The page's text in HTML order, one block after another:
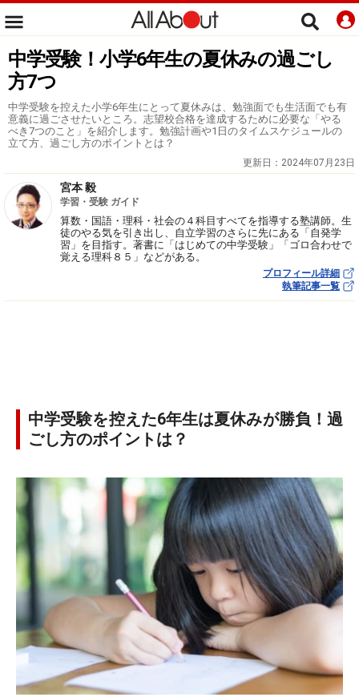
中学受験！小学6年生の夏休みの過ごし
方7つ
中学受験を控えた小学6年生にとって夏休みは、勉強面でも生活面でも有
意義に過ごさせたいところ。志望校合格を達成するために必要な「やる
べき7つのこと」を紹介します。勉強計画や1日のタイムスケジュールの
立て方、過ごし方のポイントとは？
更新日： 2024年07月23日
宮本 毅
学習・受験 ガイド
算数・国語・理科・社会の４科目すべてを指導する塾講師。生
徒のやる気を引き出し、自立学習のさらに先にある「自発学
習」を目指す。著書に「はじめての中学受験」「ゴロ合わせで
覚える理科８５」などがある。
プロフィール詳細
執筆記事一覧
中学受験を控えた6年生は夏休みが勝負！過
ごし方のポイントは？